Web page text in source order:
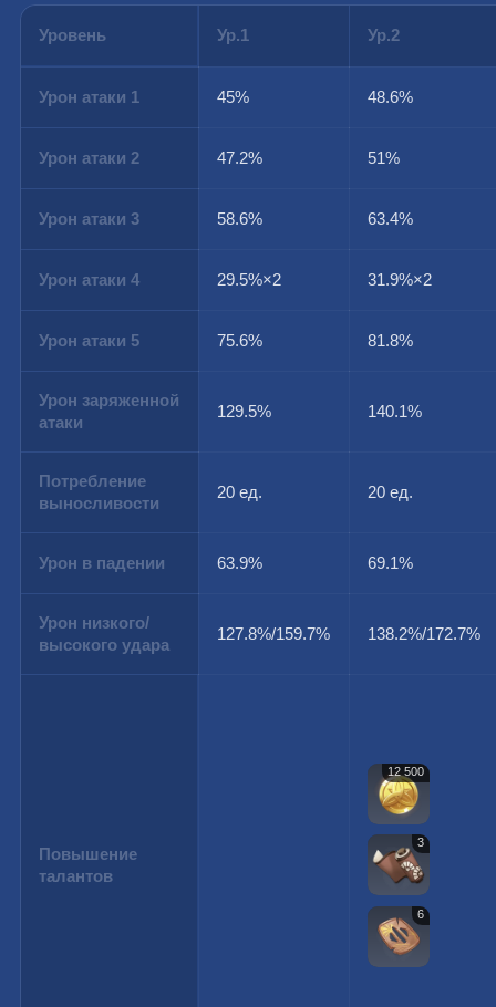
Уровень Ур.1 Ур.2
Урон атаки 1 45% 48.6%
Урон атаки 2 47.2% 51%
Урон атаки 3 58.6% 63.4%
Урон атаки 4 29.5%×2 31.9%×2
Урон атаки 5 75.6% 81.8%
Урон заряженной
атаки
129.5% 140.1%
Потребление
выносливости
20 ед. 20 ед.
Урон в падении 63.9% 69.1%
Урон низкого/
высокого удара
127.8%/159.7% 138.2%/172.7%
Повышение
талантов
12 500
3
6